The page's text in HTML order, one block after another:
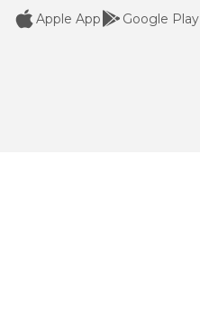
Apple App Google Play